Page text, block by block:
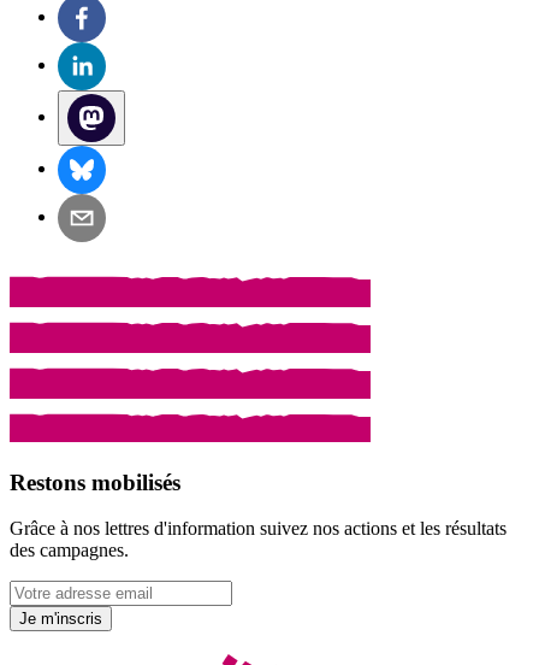
Restons mobilisés
Grâce à nos lettres d'information suivez nos actions et les résultats
des campagnes.
Je m'inscris